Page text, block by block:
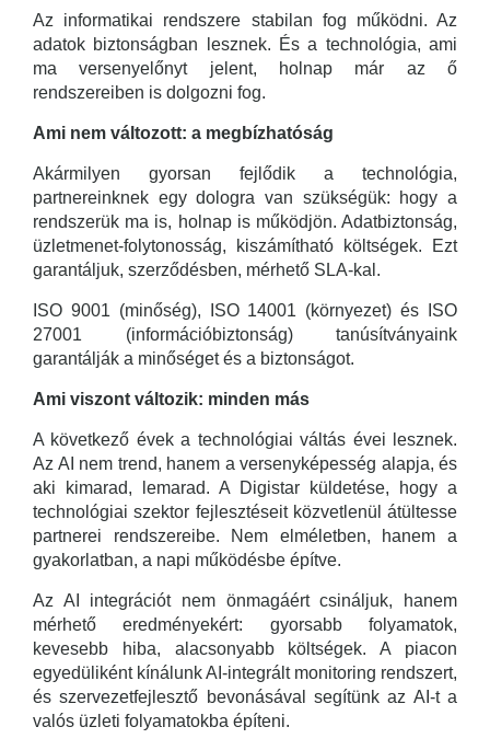
Az informatikai rendszere stabilan fog működni. Az
adatok biztonságban lesznek. És a technológia, ami
ma versenyelőnyt jelent, holnap már az ő
rendszereiben is dolgozni fog.
Ami nem változott: a megbízhatóság
Akármilyen gyorsan fejlődik a technológia,
partnereinknek egy dologra van szükségük: hogy a
rendszerük ma is, holnap is működjön. Adatbiztonság,
üzletmenet-folytonosság, kiszámítható költségek. Ezt
garantáljuk, szerződésben, mérhető SLA-kal.
ISO 9001 (minőség), ISO 14001 (környezet) és ISO
27001 (információbiztonság) tanúsítványaink
garantálják a minőséget és a biztonságot.
Ami viszont változik: minden más
A következő évek a technológiai váltás évei lesznek.
Az AI nem trend, hanem a versenyképesség alapja, és
aki kimarad, lemarad. A Digistar küldetése, hogy a
technológiai szektor fejlesztéseit közvetlenül átültesse
partnerei rendszereibe. Nem elméletben, hanem a
gyakorlatban, a napi működésbe építve.
Az AI integrációt nem önmagáért csináljuk, hanem
mérhető eredményekért: gyorsabb folyamatok,
kevesebb hiba, alacsonyabb költségek. A piacon
egyedüliként kínálunk AI-integrált monitoring rendszert,
és szervezetfejlesztő bevonásával segítünk az AI-t a
valós üzleti folyamatokba építeni.